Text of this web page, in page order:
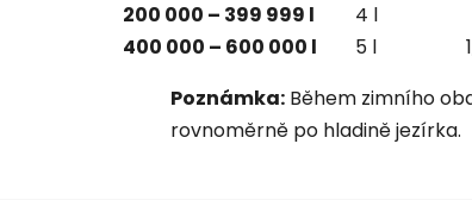
200 000 – 399 999 l
4 l
400 000 – 600 000 l
5 l
Poznámka: Během zimního
rovnoměrně po hladině jezírka.